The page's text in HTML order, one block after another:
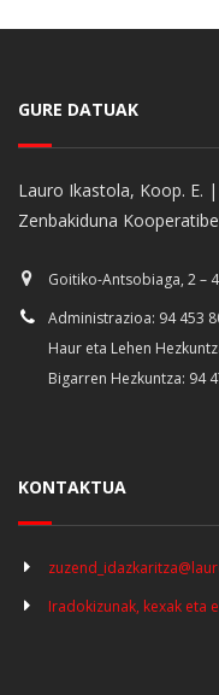
GURE DATUAK
Lauro Ikastola, Koop. E.
Zenbakiduna
Goitiko-Antsobiaga, 2 –
Administrazioa: 94 453
Haur eta Lehen
Bigarren Hezkuntza: 94
KONTAKTUA
Iradokizunak, kexak eta